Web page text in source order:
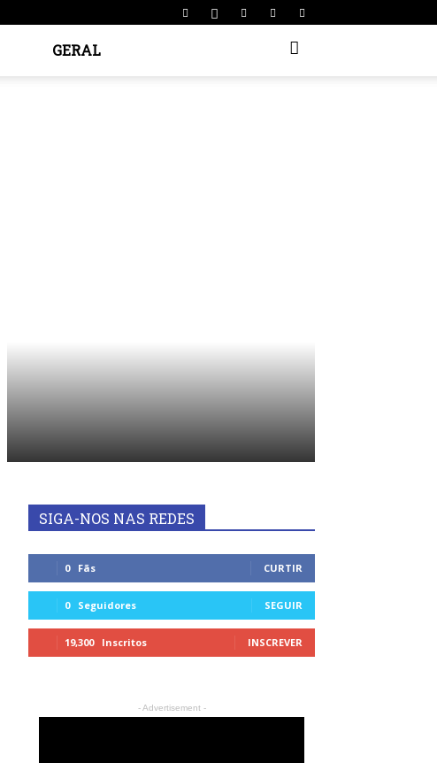
GERAL
SIGA-NOS NAS REDES
0 Fãs CURTIR
0 Seguidores SEGUIR
19,300 Inscritos INSCREVER
- Advertisement -